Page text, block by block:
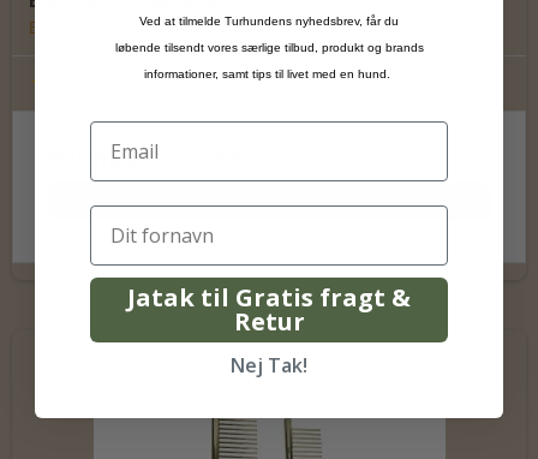
B&B
Pris fra189,00 DKK
Ved at tilmelde Turhundens nyhedsbrev, får du
løbende tilsendt vores særlige tilbud, produkt og brands
informationer, samt tips til livet med en hund.
Jatak til Gratis fragt &
Retur
Nej Tak!